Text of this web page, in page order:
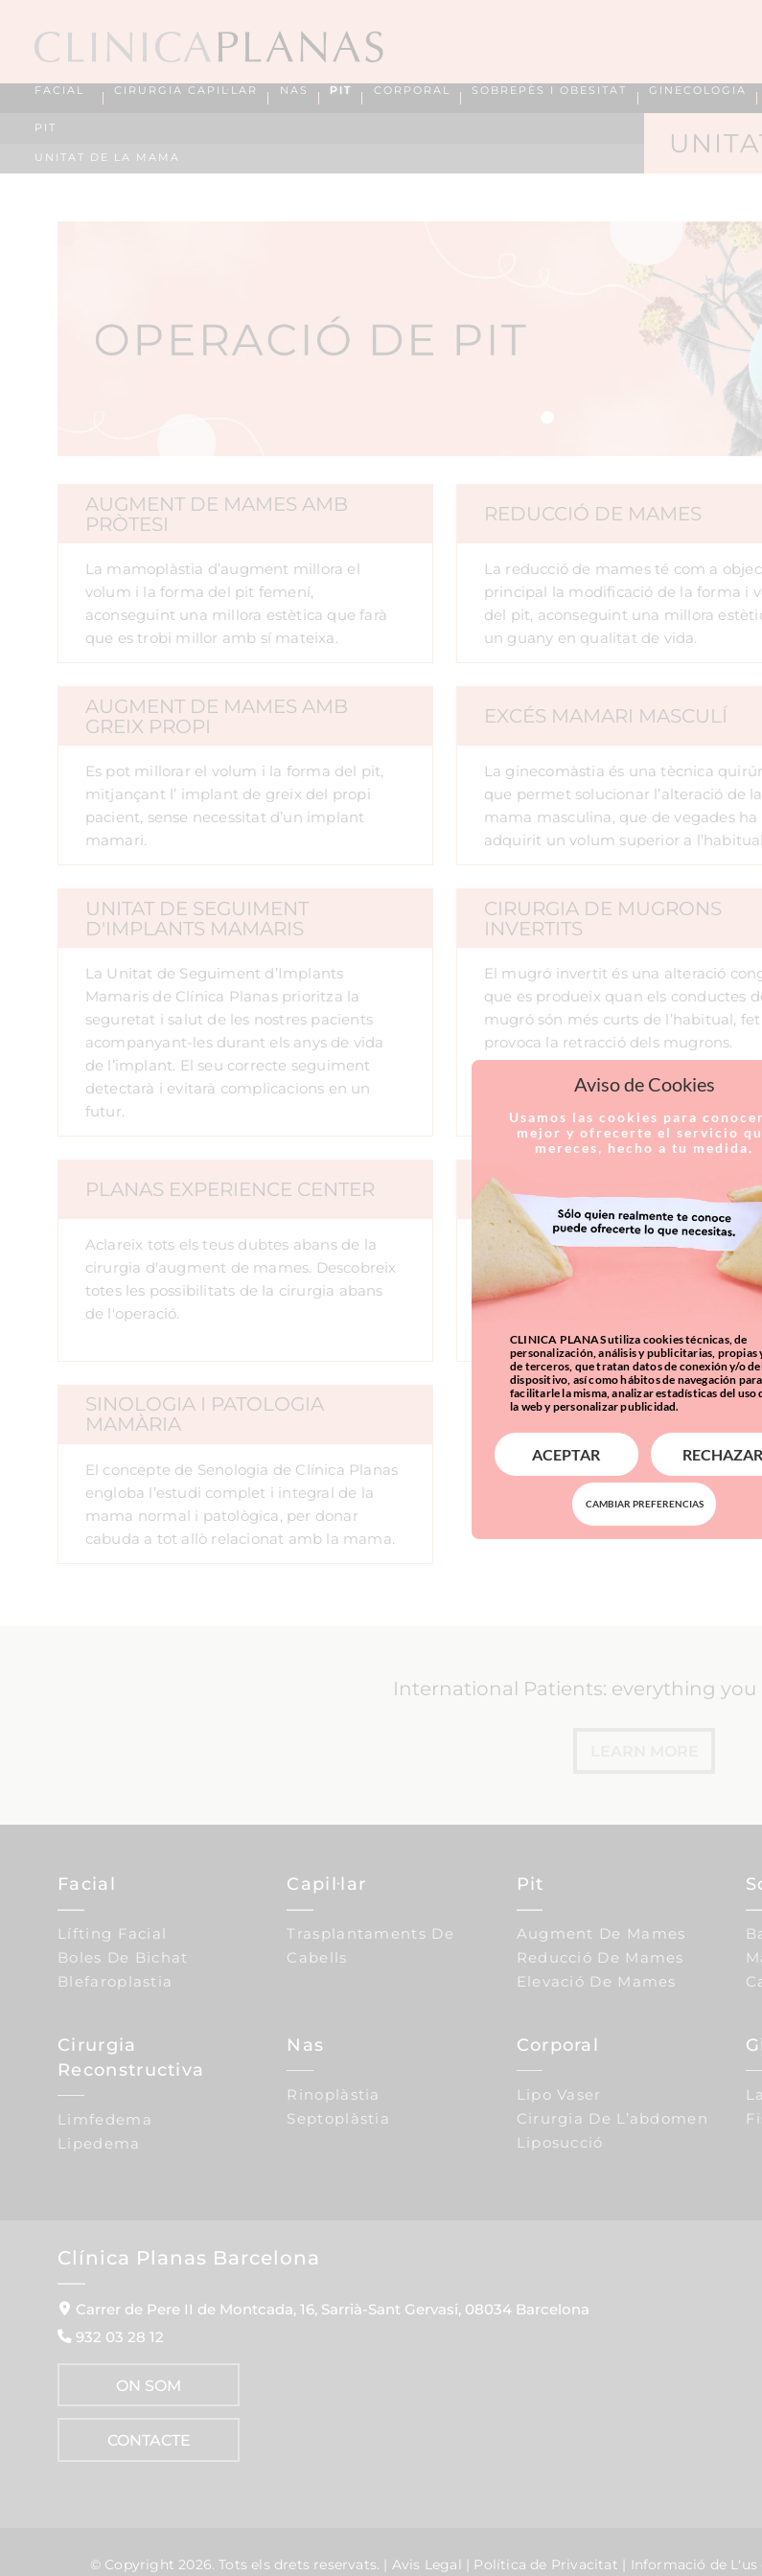
FACIAL CIRURGIA CAPIL·LAR NAS PIT CORPORAL SOBREPÈS I OBESITAT GINECOLOGIA
PIT
UNITAT DE LA MAMA
AUGMENT DE MAMES AMB
PRÒTESI
La mamoplàstia d’augment millora el
volum i la forma del pit femení,
aconseguint una millora estètica que farà
que es trobi millor amb sí mateixa.
REDUCCIÓ DE MAMES
La reducció de mames té com a
principal la modificació de la forma i
del pit, aconseguint una millora
un guany en qualitat de vida.
AUGMENT DE MAMES AMB
GREIX PROPI
Es pot millorar el volum i la forma del pit,
mitjançant l’ implant de greix del propi
pacient, sense necessitat d’un implant
mamari.
EXCÉS MAMARI MASCULÍ
La ginecomàstia és una tècnica
que permet solucionar l’alteració de la
mama masculina, que de vegades ha
adquirit un volum superior a
UNITAT DE SEGUIMENT
D'IMPLANTS MAMARIS
La Unitat de Seguiment d’Implants
Mamaris de Clínica Planas prioritza la
seguretat i salut de les nostres pacients
acompanyant-les durant els anys de vida
de l’implant. El seu correcte seguiment
detectarà i evitarà complicacions en un
futur.
CIRURGIA DE MUGRONS
INVERTITS
El mugró invertit és una alteració
que es produeix quan els conductes
mugró són més curts de l’habitual,
provoca la retracció dels mugrons.
PLANAS EXPERIENCE CENTER
Aclareix tots els teus dubtes abans de la
cirurgia d'augment de mames. Descobreix
totes les possibilitats de la cirurgia abans
de l'operació.
SINDROME DE POLAND
El Síndrome de Poland és una
congènita toràcica, caracteritzada per
l’absència o desenvolupament
cos.
SINOLOGIA I PATOLOGIA
MAMÀRIA
El concepte de Senologia de Clínica Planas
engloba l’estudi complet i integral de la
mama normal i patològica, per donar
cabuda a tot allò relacionat amb la mama.
International Patients: everything
Facial
Lífting Facial
Boles De Bichat
Blefaroplastia
Cirurgia
Reconstructiva
Limfedema
Lipedema
Capil·lar
Trasplantaments De
Cabells
Nas
Rinoplàstia
Septoplàstia
Pit
Augment De Mames
Reducció De Mames
Elevació De Mames
Corporal
Lipo Vaser
Cirurgia De L’abdomen
Liposucció
Clínica Planas Barcelona
Carrer de Pere II de Montcada, 16, Sarrià-Sant Gervasi, 08034 Barcelona
932 03 28 12
ON SOM
CONTACTE
© Copyright 2026. Tots els drets reservats. | Avis Legal Política de Privacitat Informació de L'us
Aviso de Cookies
Usamos las cookies para
mejor y ofrecerte el servicio
mereces, hecho a tu medida.
CLINICA PLANAS utiliza cookies técnicas, de
personalización, análisis y publicitarias, propias
de terceros, que tratan datos de conexión y/o
dispositivo, así como hábitos de navegación para
facilitarle la misma, analizar estadísticas del uso
la web y personalizar publicidad.
ACEPTAR RECHAZAR
CAMBIAR PREFERENCIAS